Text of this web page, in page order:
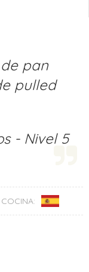
pan
pulled
- Nivel 5
COCINA: